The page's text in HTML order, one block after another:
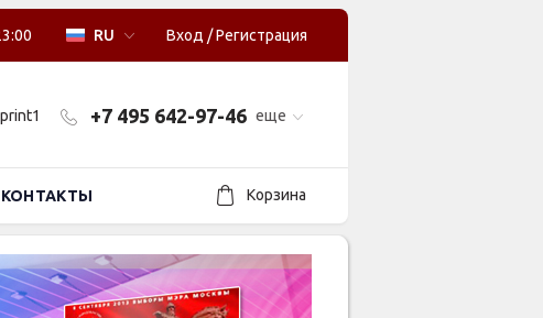
Вход /Регистрация
RU
еще
+7 495 642-97-46
КОНТАКТЫ Корзина